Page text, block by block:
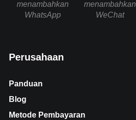
menambahkan
WhatsApp
menambahkan
WeChat
Perusahaan
Panduan
Blog
Metode Pembayaran